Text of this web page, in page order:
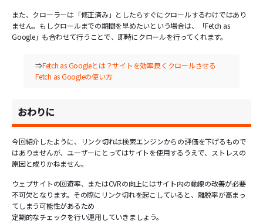
また、クローラーは「修正済み」としたらすぐにクロールするわけではあり
ません。もしクロールまでの期間を早めたいという場合は、「Fetch as
Google」も合わせて行うことで、即時にクロールを行ってくれます。
⇒Fetch as Googleとは？サイトを効率良くクロールさせる
Fetch as Googleの使い方
おわりに
今回紹介したように、リンク切れは検索エンジンからの評価を下げるもので
はありませんが、ユーザーにとってはサイトを使用するうえで、ストレスの
原因と成りかねません。
ウェブサイトの回遊率、またはCVRの向上にはサイト内の動線の改善が必要
不可欠となります。その際にリンク切れを起こしていると、離脱率が高まっ
てしまう可能性があるため
定期的なチェックを行い運用していきましょう。